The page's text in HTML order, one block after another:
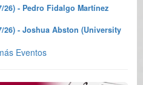
- Pedro Fidalgo Martínez
26) - Joshua Abston (University
Eventos